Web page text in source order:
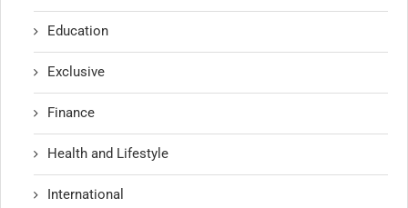
Education
Exclusive
Finance
Health and Lifestyle
International